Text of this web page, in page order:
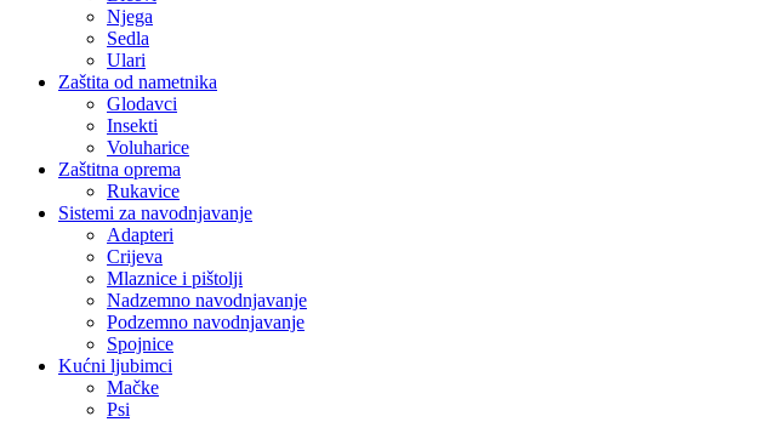
Njega
Sedla
Ulari
Zaštita od nametnika
Glodavci
Insekti
Voluharice
Zaštitna oprema
Rukavice
Sistemi za navodnjavanje
Adapteri
Crijeva
Mlaznice i pištolji
Nadzemno navodnjavanje
Podzemno navodnjavanje
Spojnice
Kućni ljubimci
Mačke
Psi